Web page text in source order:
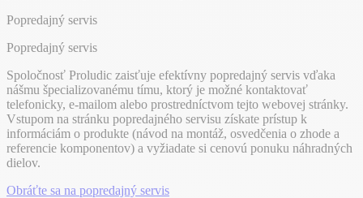
Popredajný servis
Popredajný servis
Spoločnosť Proludic zaisťuje efektívny popredajný servis vďaka
nášmu špecializovanému tímu, ktorý je možné kontaktovať
telefonicky, e-mailom alebo prostredníctvom tejto webovej stránky.
Vstupom na stránku popredajného servisu získate prístup k
informáciám o produkte (návod na montáž, osvedčenia o zhode a
referencie komponentov) a vyžiadate si cenovú ponuku náhradných
dielov.
Obráťte sa na popredajný servis